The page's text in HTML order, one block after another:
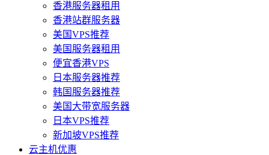
香港服务器租用
香港站群服务器
美国VPS推荐
美国服务器租用
便宜香港VPS
日本服务器推荐
韩国服务器推荐
美国大带宽服务器
日本VPS推荐
新加坡VPS推荐
云主机优惠